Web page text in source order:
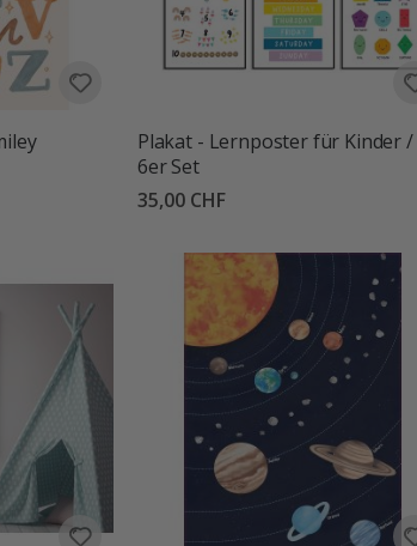
Plakat - Lernposter für Kinder /
6er Set
35,00 CHF